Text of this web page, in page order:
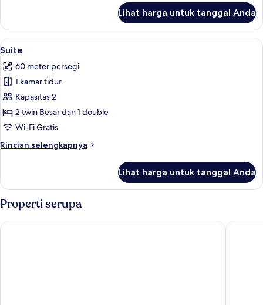
Ecolodge
Lihat harga untuk tanggal Anda
Lihat
semua
foto
untuk
Suite
Suite | Minibar, brankas, meja kerja,
2
Suite
60 meter persegi
1 kamar tidur
Kapasitas 2
2 twin Besar dan 1 double
Wi-Fi Gratis
Rincian selengkapnya
Rincian
Suite
Lihat harga untuk tanggal Anda
Properti serupa
Ethra Reserve - Alborèa 5* Ethra